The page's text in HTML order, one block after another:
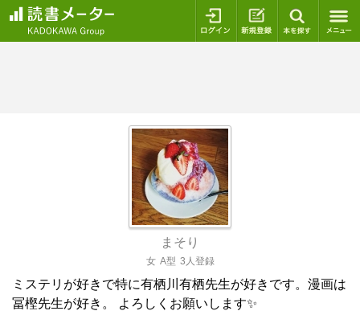
ログイン 新規登録
まそり
女 A型 3人登録
ミステリが好きで特に有栖川有栖先生が好きです。漫画は
冨樫先生が好き。 よろしくお願いします✨